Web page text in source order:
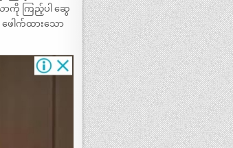
သာကို ကြည့်ပါ ဆွေ
ေါက်ထားသော